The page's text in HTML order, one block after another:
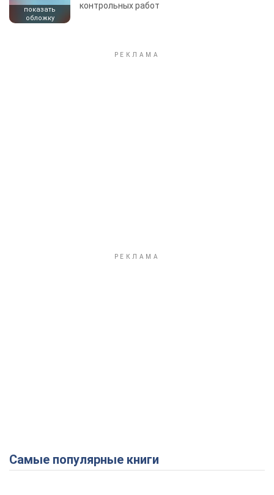
показать
обложку
контрольных работ
Самые популярные книги